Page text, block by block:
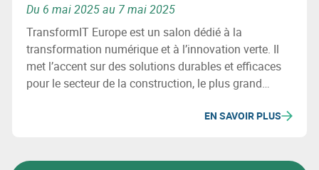
Du 6 mai 2025 au 7 mai 2025
TransformIT Europe est un salon dédié à la
transformation numérique et à l’innovation verte. Il
met l’accent sur des solutions durables et efficaces
pour le secteur de la construction, le plus grand
exposants et ateliers sont au programme pour
EN SAVOIR PLUS